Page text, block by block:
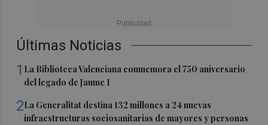
Últimas Noticias
1 La Biblioteca Valenciana conmemora el 750 aniversario
del legado de Jaume I
2La Generalitat destina 132 millones a 24 nuevas
infraestructuras sociosanitarias de mayores y personas